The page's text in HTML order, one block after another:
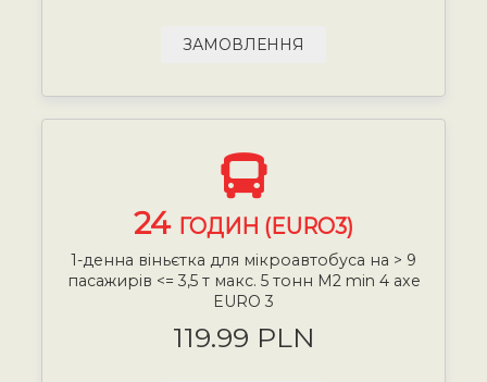
ЗАМОВЛЕННЯ
24 ГОДИН (EURO3)
1-денна віньєтка для мікроавтобуса на > 9
пасажирів <= 3,5 т макс. 5 тонн М2 min 4 axe
EURO 3
119.99 PLN